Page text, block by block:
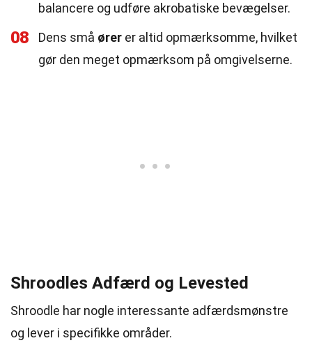
balancere og udføre akrobatiske bevægelser.
08 Dens små ører er altid opmærksomme, hvilket
gør den meget opmærksom på omgivelserne.
Shroodles Adfærd og Levested
Shroodle har nogle interessante adfærdsmønstre
og lever i specifikke områder.